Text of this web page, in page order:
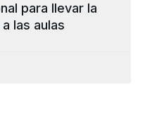
para llevar la
las aulas